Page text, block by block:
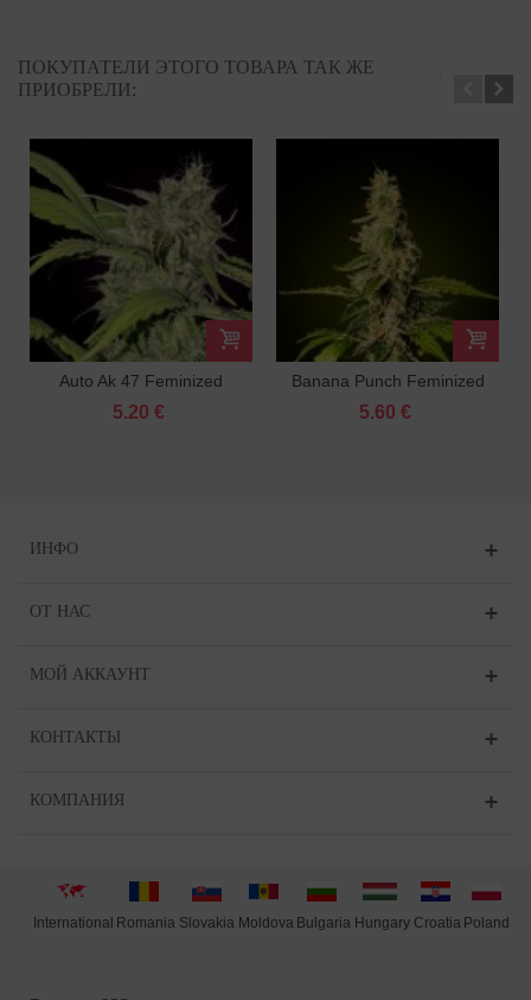
ПОКУПАТЕЛИ ЭТОГО ТОВАРА ТАК ЖЕ
ПРИОБРЕЛИ:
Auto Ak 47 Feminized
5.20 €
Banana Punch Feminized
5.60 €
ИНФО
ОТ НАС
МОЙ АККАУНТ
КОНТАКТЫ
КОМПАНИЯ
International Romania Slovakia Moldova Bulgaria Hungary Croatia Poland